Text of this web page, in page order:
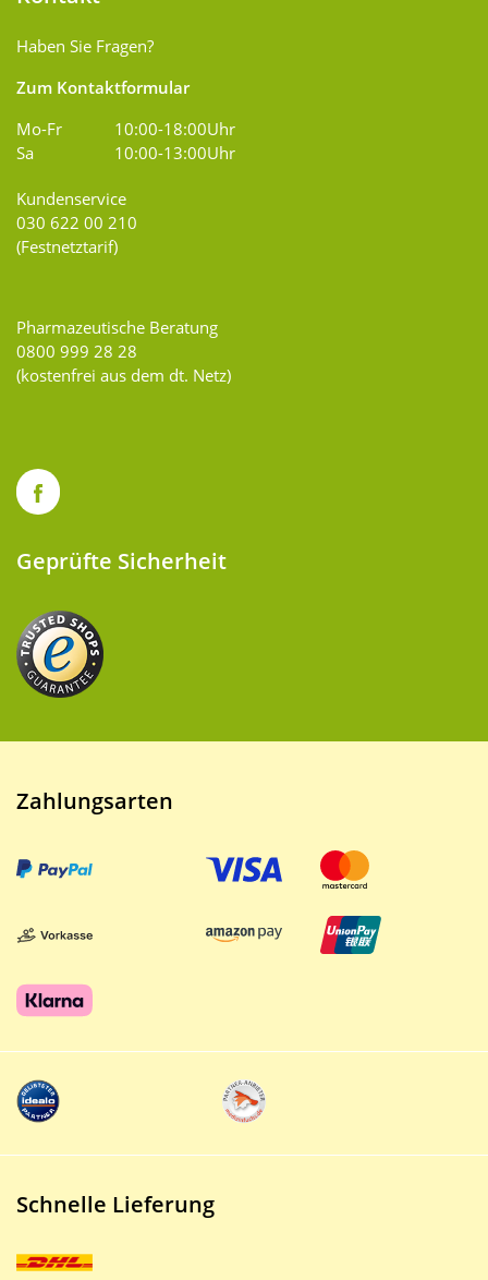
Haben Sie Fragen?
Zum Kontaktformular
Mo-Fr
10:00-18:00Uhr
Sa
10:00-13:00Uhr
Kundenservice
030 622 00 210
(Festnetztarif)
Pharmazeutische Beratung
0800 999 28 28
(kostenfrei aus dem dt. Netz)
Geprüfte Sicherheit
Zahlungsarten
Schnelle Lieferung